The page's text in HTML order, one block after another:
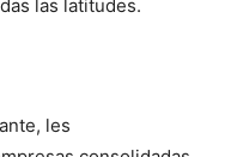
las latitudes.
les